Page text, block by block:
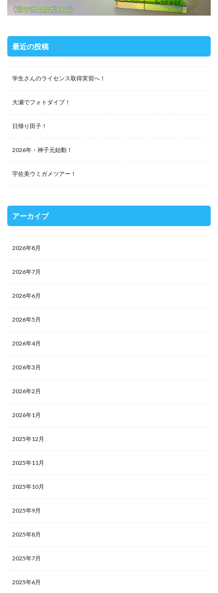
最近の投稿
学生さんのライセンス取得実習へ！
大瀬でフォトダイブ！
日帰り田子！
2026年・神子元始動！
宇佐美ウミガメツアー！
アーカイブ
2026年8月
2026年7月
2026年6月
2026年5月
2026年4月
2026年3月
2026年2月
2026年1月
2025年12月
2025年11月
2025年10月
2025年9月
2025年8月
2025年7月
2025年6月